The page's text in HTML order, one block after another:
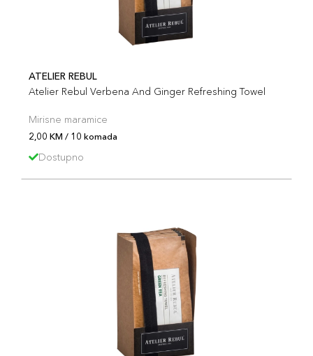
ATELIER REBUL
Atelier Rebul Verbena And Ginger Refreshing Towel
Mirisne maramice
2,00 KM / 10 komada
Dostupno